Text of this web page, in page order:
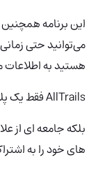
این برنامه همچنین
می‌توانید حتی
هستید به
AllTrails فقط یک پلت فرم برای کشف مسیرهای جدید نیست.
بلکه جامعه ای از
های خود را به